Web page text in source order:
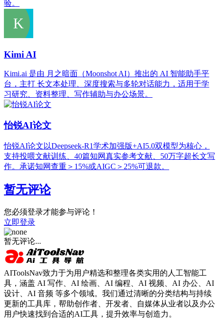
验。
Kimi AI
Kimi.ai 是由 月之暗面（Moonshot AI）推出的 AI 智能助手平
台，主打 长文本处理、深度搜索与多轮对话能力，适用于学
习研究、资料整理、写作辅助与办公场景。
怡锐AI论文
怡锐AI论文以Deepseek-R1学术加强版+AI5.0双模型为核心，
支持投喂文献训练、40篇知网真实参考文献、50万字超长文写
作。承诺知网查重＞15%或AIGC＞25%可退款。
暂无评论
您必须登录才能参与评论！
立即登录
暂无评论...
AIToolsNav致力于为用户精选和整理各类实用的人工智能工
具，涵盖 AI 写作、AI 绘画、AI 编程、AI 视频、AI 办公、AI
设计、AI 音频 等多个领域。我们通过清晰的分类结构与持续
更新的工具库，帮助创作者、开发者、自媒体从业者以及办公
用户快速找到合适的AI工具，提升效率与创造力。